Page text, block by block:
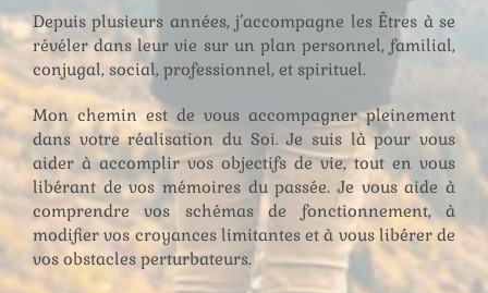
Depuis plusieurs années, j’accompagne les Êtres à se
révéler dans leur vie sur un plan personnel, familial,
conjugal, social, professionnel, et spirituel.
Mon chemin est de vous accompagner pleinement
dans votre réalisation du Soi. Je suis là pour vous
aider à accomplir vos objectifs de vie, tout en vous
libérant de vos mémoires du passée. Je vous aide à
comprendre vos schémas de fonctionnement, à
modifier vos croyances limitantes et à vous libérer de
vos obstacles perturbateurs.